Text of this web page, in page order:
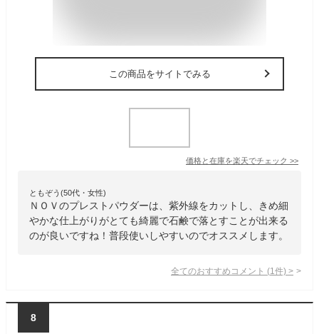
この商品をサイトでみる
価格と在庫を楽天でチェック >>
ともぞう(50代・女性)
ＮＯＶのプレストパウダーは、紫外線をカットし、きめ細
やかな仕上がりがとても綺麗で石鹸で落とすことが出来る
のが良いですね！普段使いしやすいのでオススメします。
全てのおすすめコメント (1 件) >
8